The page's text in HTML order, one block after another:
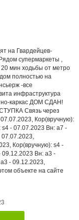
на Гвардейцев-
супермаркеты ,
мин ходьбы от метро
полностью на
-все
инфраструктура
каркас ДОМ СДАН!
Связь через
Кор(вручную):
- 07.07.2023 Вн: a7 -
07.07.2023,
Кор(вручную): s4 -
09.12.2023 Вн: a3 -
- 09.12.2023,
объекте на сайте